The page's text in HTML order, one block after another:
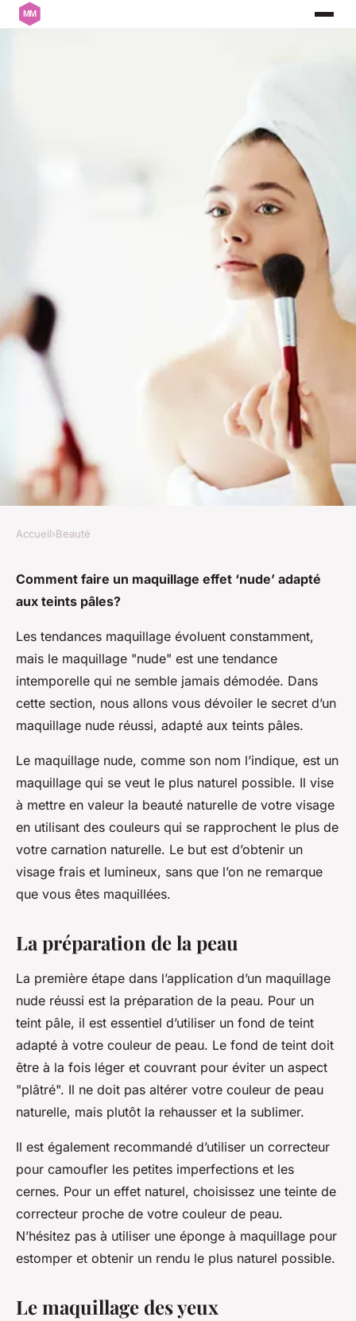
Comment faire un maquillage
effet 'nude' adapté aux teints
pâles?
Accueil›Beauté
Comment faire un maquillage effet ‘nude’ adapté
aux teints pâles?
Les tendances maquillage évoluent constamment,
mais le maquillage "nude" est une tendance
intemporelle qui ne semble jamais démodée. Dans
cette section, nous allons vous dévoiler le secret d’un
maquillage nude réussi, adapté aux teints pâles.
Le maquillage nude, comme son nom l’indique, est un
maquillage qui se veut le plus naturel possible. Il vise
à mettre en valeur la beauté naturelle de votre visage
en utilisant des couleurs qui se rapprochent le plus de
votre carnation naturelle. Le but est d’obtenir un
visage frais et lumineux, sans que l’on ne remarque
que vous êtes maquillées.
La préparation de la peau
La première étape dans l’application d’un maquillage
nude réussi est la préparation de la peau. Pour un
teint pâle, il est essentiel d’utiliser un fond de teint
adapté à votre couleur de peau. Le fond de teint doit
être à la fois léger et couvrant pour éviter un aspect
"plâtré". Il ne doit pas altérer votre couleur de peau
naturelle, mais plutôt la rehausser et la sublimer.
Il est également recommandé d’utiliser un correcteur
pour camoufler les petites imperfections et les
cernes. Pour un effet naturel, choisissez une teinte de
correcteur proche de votre couleur de peau.
N’hésitez pas à utiliser une éponge à maquillage pour
estomper et obtenir un rendu le plus naturel possible.
Le maquillage des yeux